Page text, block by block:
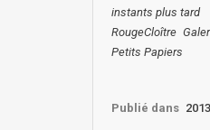
instants plus tard
RougeCloître
Petits Papiers
Publié dans 2013